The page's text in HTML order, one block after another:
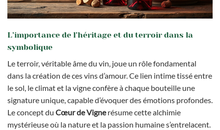
L’importance de l’héritage et du terroir dans la
symbolique
Le terroir, véritable âme du vin, joue un rôle fondamental
dans la création de ces vins d’amour. Ce lien intime tissé entre
le sol, le climat et la vigne confère à chaque bouteille une
signature unique, capable d’évoquer des émotions profondes.
Le concept du Cœur de Vignerésume cette alchimie
mystérieuse où la nature et la passion humaine s’entrelacent.